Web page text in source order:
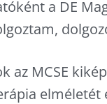
a DE
az MCSE